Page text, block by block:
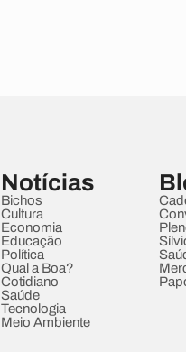
Notícias
Bichos
Cultura
Economia
Educação
Política
Qual a Boa?
Cotidiano
Saúde
Tecnologia
Meio Ambiente